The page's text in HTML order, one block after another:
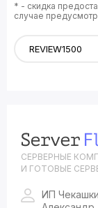
* - скидка
случае
СЕРВЕРНЫЕ
И ГОТОВЫЕ
ИП